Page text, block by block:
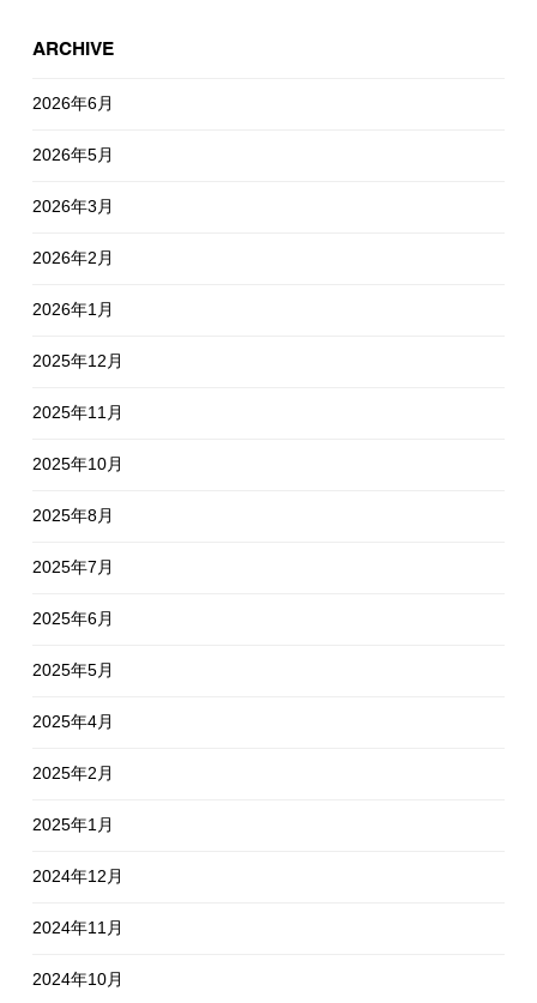
ARCHIVE
2026年6月
2026年5月
2026年3月
2026年2月
2026年1月
2025年12月
2025年11月
2025年10月
2025年8月
2025年7月
2025年6月
2025年5月
2025年4月
2025年2月
2025年1月
2024年12月
2024年11月
2024年10月